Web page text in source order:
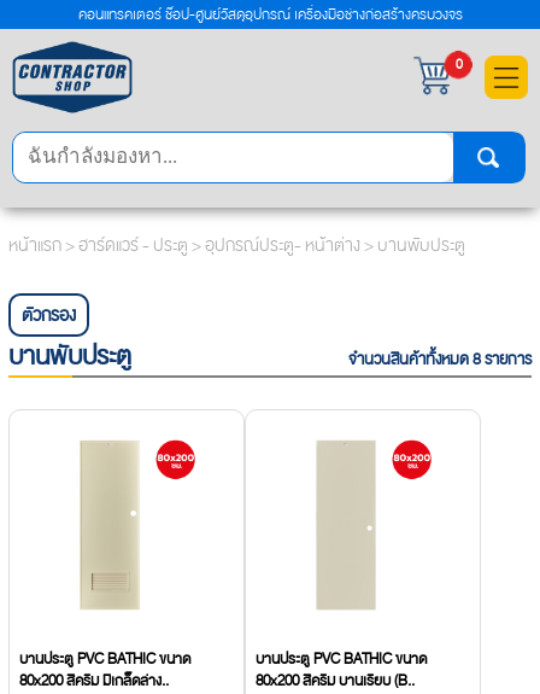
×
คอนแทรคเตอร์ ช๊อป-ศูนย์วัสดุอุปกรณ์ เครื่องมือช่างก่อสร้างครบวงจร
0
หน้าแรก>ฮาร์ดแวร์ - ประตู>อุปกรณ์ประตู- หน้าต่าง> บานพับประตู
ตัวกรอง
บานพับประตู จำนวนสินค้าทั้งหมด 8 รายการ
บานประตู PVC BATHIC ขนาด
80x200 สีครีม มีเกล็ดล่าง..
บานประตู PVC BATHIC ขนาด
80x200 สีครีม บานเรียบ (B..